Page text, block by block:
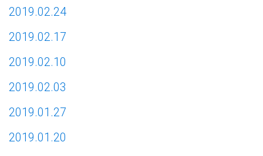
2019.02.24
2019.02.17
2019.02.10
2019.02.03
2019.01.27
2019.01.20